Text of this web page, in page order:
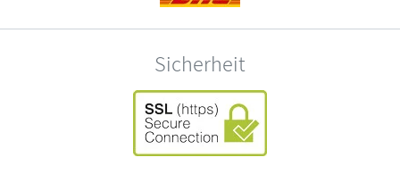
Sicherheit